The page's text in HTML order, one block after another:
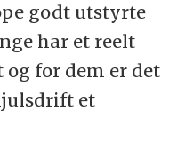
godt utstyrte
har et reelt
for dem er det
et